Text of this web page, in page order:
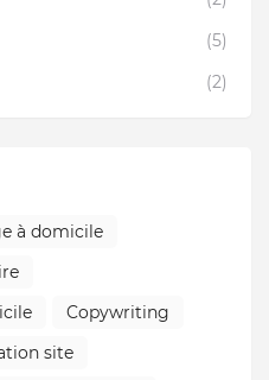
(5)
(2)
à domicile
Copywriting
site